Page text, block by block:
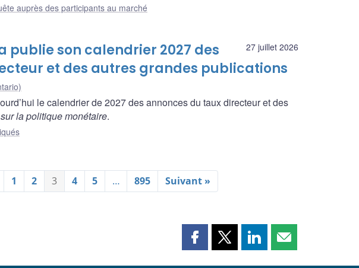
auprès des participants au marché
27 juillet 2026
publie son calendrier 2027 des
et des autres grandes publications
le calendrier de 2027 des annonces du taux directeur et des
la politique monétaire.
1 2 3 4 5 … 895 Suivant »
PartagerPartagerPartagerPartager